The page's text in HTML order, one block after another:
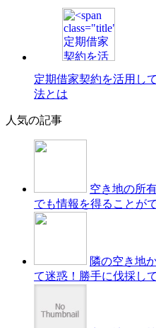
定期借家契約を活用し
法とは
人気の記事
空き地の所
でも情報を得ることが
隣の空き地
て迷惑！勝手に伐採し